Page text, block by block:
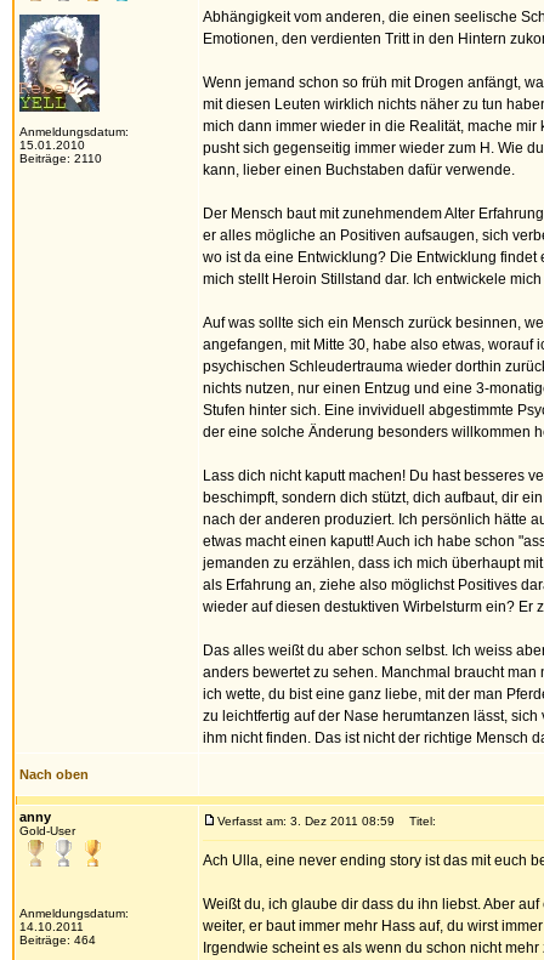
Anmeldungsdatum:
15.01.2010
Beiträge: 2110
Abhängigkeit vom anderen, die einen seelische
Emotionen, den verdienten Tritt in den Hintern
Wenn jemand schon so früh mit Drogen anfängt,
mit diesen Leuten wirklich nichts näher zu tun
mich dann immer wieder in die Realität, mache
pusht sich gegenseitig immer wieder zum H. Wie
kann, lieber einen Buchstaben dafür verwende.
Der Mensch baut mit zunehmendem Alter
er alles mögliche an Positiven aufsaugen, sich
wo ist da eine Entwicklung? Die Entwicklung
mich stellt Heroin Stillstand dar. Ich entwickele
Auf was sollte sich ein Mensch zurück besinnen,
angefangen, mit Mitte 30, habe also etwas, worauf
psychischen Schleudertrauma wieder dorthin
nichts nutzen, nur einen Entzug und eine 3-
Stufen hinter sich. Eine invividuell abgestimmte
der eine solche Änderung besonders willkommen
Lass dich nicht kaputt machen! Du hast besseres
beschimpft, sondern dich stützt, dich aufbaut, dir
nach der anderen produziert. Ich persönlich hätte
etwas macht einen kaputt! Auch ich habe schon
jemanden zu erzählen, dass ich mich überhaupt
als Erfahrung an, ziehe also möglichst Positives
wieder auf diesen destuktiven Wirbelsturm ein? Er
Das alles weißt du aber schon selbst. Ich weiss
anders bewertet zu sehen. Manchmal braucht
ich wette, du bist eine ganz liebe, mit der man
zu leichtfertig auf der Nase herumtanzen lässt,
ihm nicht finden. Das ist nicht der richtige Mensch
Nach oben
anny
Gold-User
Anmeldungsdatum:
14.10.2011
Beiträge: 464
Verfasst am: 3. Dez 2011 08:59 Titel:
Ach Ulla, eine never ending story ist das mit euch
Weißt du, ich glaube dir dass du ihn liebst. Aber
weiter, er baut immer mehr Hass auf, du wirst
Irgendwie scheint es als wenn du schon nicht